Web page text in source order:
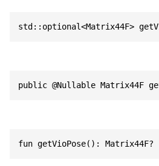
std::optional<Matrix44F>
public @Nullable Matrix44F
fun getVioPose(): Matrix44F?